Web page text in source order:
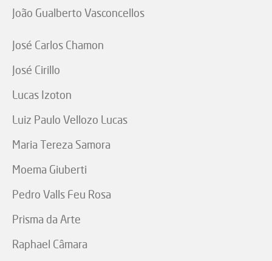
João Gualberto Vasconcellos
José Carlos Chamon
José Cirillo
Lucas Izoton
Luiz Paulo Vellozo Lucas
Maria Tereza Samora
Moema Giuberti
Pedro Valls Feu Rosa
Prisma da Arte
Raphael Câmara